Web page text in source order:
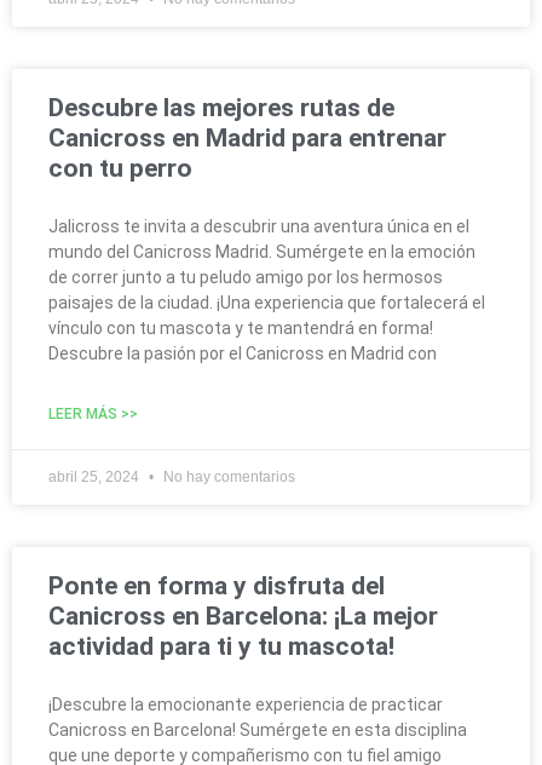
Descubre las mejores rutas de
Canicross en Madrid para entrenar
con tu perro
Jalicross te invita a descubrir una aventura única en el
mundo del Canicross Madrid. Sumérgete en la emoción
de correr junto a tu peludo amigo por los hermosos
paisajes de la ciudad. ¡Una experiencia que fortalecerá el
vínculo con tu mascota y te mantendrá en forma!
Descubre la pasión por el Canicross en Madrid con
LEER MÁS >>
abril 25, 2024 No hay comentarios
Ponte en forma y disfruta del
Canicross en Barcelona: ¡La mejor
actividad para ti y tu mascota!
¡Descubre la emocionante experiencia de practicar
Canicross en Barcelona! Sumérgete en esta disciplina
que une deporte y compañerismo con tu fiel amigo